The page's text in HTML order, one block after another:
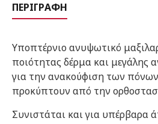
ΠΕΡΙΓΡΑΦΉ
Υποπτέρνιο ανυψωτικό
ποιότητας δέρμα και μεγάλης
για την ανακούφιση των
προκύπτουν από την
Συνιστάται και για υπέρβαρα